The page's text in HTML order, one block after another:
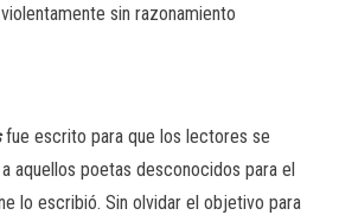
sin razonamiento
fue escrito para que los lectores se
aquellos poetas desconocidos para el
lo escribió. Sin olvidar el objetivo para